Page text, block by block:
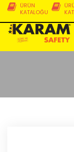
ÜRÜN
KATALOĞU